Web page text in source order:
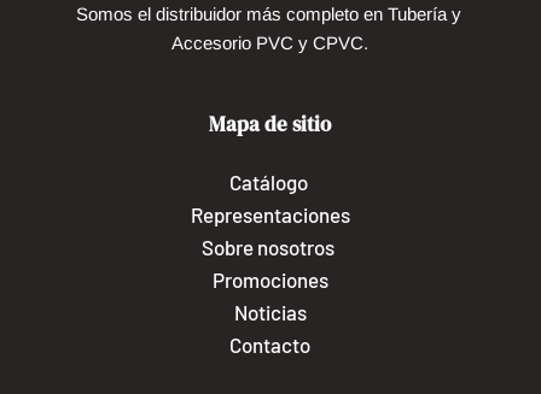
Somos el distribuidor más completo en Tubería y
Accesorio PVC y CPVC.
Mapa de sitio
Catálogo
Representaciones
Sobre nosotros
Promociones
Noticias
Contacto